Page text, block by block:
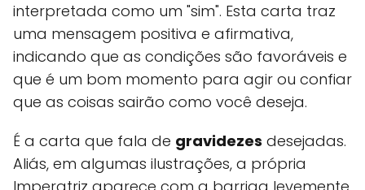
interpretada como um "sim". Esta carta traz
uma mensagem positiva e afirmativa,
indicando que as condições são favoráveis e
que é um bom momento para agir ou confiar
que as coisas sairão como você deseja.
É a carta que fala de gravidezes desejadas.
Aliás, em algumas ilustrações, a própria